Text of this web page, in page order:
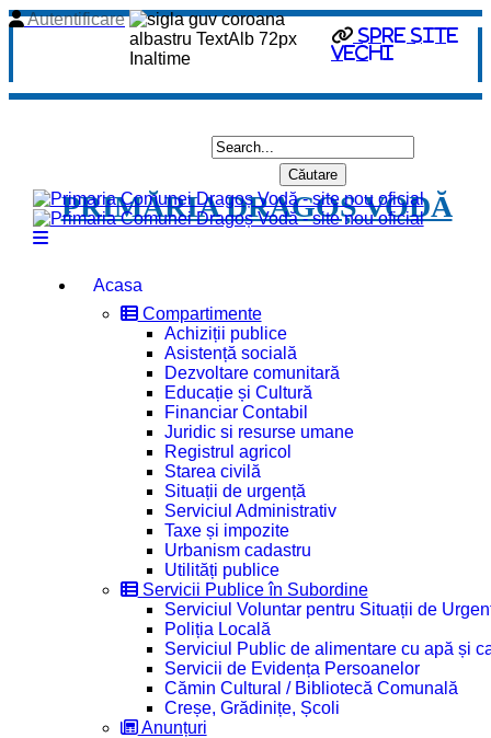
spre site
vechi
Autentificare
PRIMĂRIA DRAGOȘ VODĂ
Acasa
Compartimente
Achiziții publice
Asistență socială
Dezvoltare comunitară
Educație și Cultură
Financiar Contabil
Juridic si resurse umane
Registrul agricol
Starea civilă
Situații de urgență
Serviciul Administrativ
Taxe și impozite
Urbanism cadastru
Utilități publice
Servicii Publice în Subordine
Serviciul Voluntar pentru Situații de
Poliția Locală
Serviciul Public de alimentare cu apă și
Servicii de Evidența Persoanelor
Cămin Cultural / Bibliotecă Comunală
Creșe, Grădinițe, Școli
Anunțuri